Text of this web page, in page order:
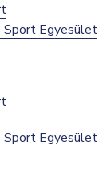
Sport Egyesület
Sport Egyesület